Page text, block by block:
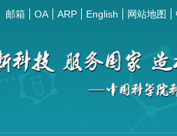
邮箱 OA ARP English 网站地图